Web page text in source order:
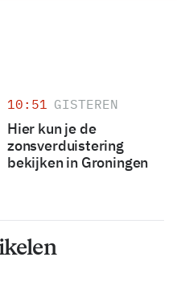
10:51 GISTEREN
Hier kun je de
zonsverduistering
bekijken in Groningen